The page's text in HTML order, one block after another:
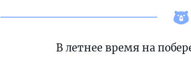
В летнее время на